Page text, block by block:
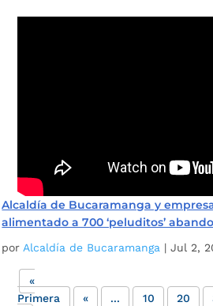
Alcaldía de Bucaramanga y
alimentado a 700 ‘peluditos’
por Alcaldía de Bucaramanga |Jul 2,
«
Primera
« ... 10 20